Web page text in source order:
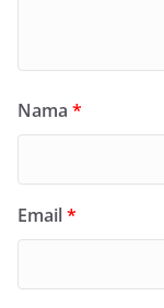
Nama *
Email*